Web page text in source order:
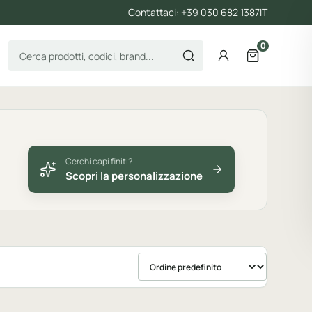
Contattaci: +39 030 682 1387IT
Cerca prodotti AccountApri il
0
Cerchi capi finiti?
Scopri la personalizzazione
Ordina prodotti